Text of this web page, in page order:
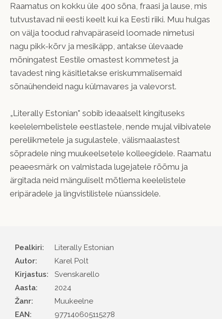
Raamatus on kokku üle 400 sõna, fraasi ja lause, mis
tutvustavad nii eesti keelt kui ka Eesti riiki. Muu hulgas
on välja toodud rahvapäraseid loomade nimetusi
nagu pikk-kõrv ja mesikäpp, antakse ülevaade
mõningatest Eestile omastest kommetest ja
tavadest ning käsitletakse eriskummalisemaid
sõnaühendeid nagu külmavares ja valevorst.
„Literally Estonian" sobib ideaalselt kingituseks
keelelembelistele eestlastele, nende mujal viibivatele
pereliikmetele ja sugulastele, välismaalastest
sõpradele ning muukeelsetele kolleegidele. Raamatu
peaeesmärk on valmistada lugejatele rõõmu ja
ärgitada neid mänguliselt mõtlema keelelistele
eripäradele ja lingvistilistele nüanssidele.
Pealkiri:
Literally Estonian
Autor
Karel Polt
Kirjastus
Svenskarello
Aasta
2024
Žanr
Muukeelne
EAN
977140605115278